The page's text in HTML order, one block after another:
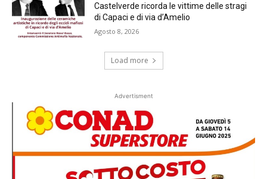
Castelverde ricorda le vittime delle stragi
di Capaci e di via d’Amelio
Agosto 8, 2026
Load more
Advertisment